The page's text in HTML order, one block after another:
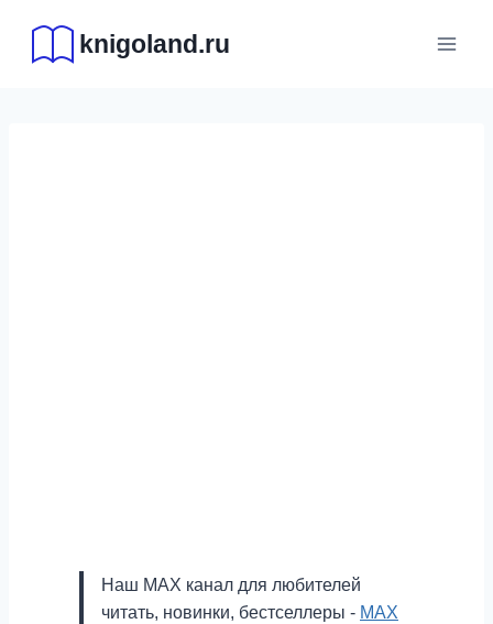
содержимому
knigoland.ru
Наш MAX канал для любителей
читать, новинки, бестселлеры - MAX